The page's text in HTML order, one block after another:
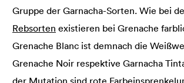
Gruppe der Garnacha-Sorten. Wie bei
Rebsorten existieren bei Grenache
Grenache Blanc ist demnach die
Grenache Noir respektive Garnacha